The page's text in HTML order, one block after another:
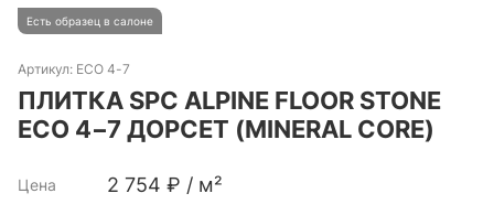
Есть образец в салоне
Артикул: ECO 4-7
ПЛИТКА SPC ALPINE FLOOR STONE
ECO 4−7 ДОРСЕТ (MINERAL CORE)
Цена 2 754 ₽ / м²